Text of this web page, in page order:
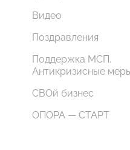
Видео
Поздравления
Поддержка МСП.
Антикризисные
СВОй бизнес
ОПОРА — СТАРТ